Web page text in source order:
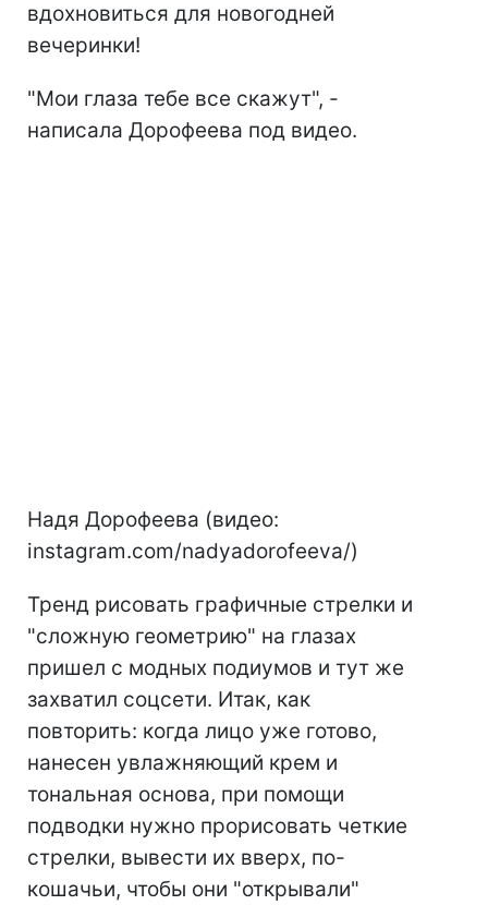
вдохновиться для новогодней
вечеринки!
"Мои глаза тебе все скажут", -
написала Дорофеева под видео.
Надя Дорофеева (видео:
instagram.com/nadyadorofeeva/)
Тренд рисовать графичные стрелки и
"сложную геометрию" на глазах
пришел с модных подиумов и тут же
захватил соцсети. Итак, как
повторить: когда лицо уже готово,
нанесен увлажняющий крем и
тональная основа, при помощи
подводки нужно прорисовать четкие
стрелки, вывести их вверх, по-
кошачьи, чтобы они "открывали"